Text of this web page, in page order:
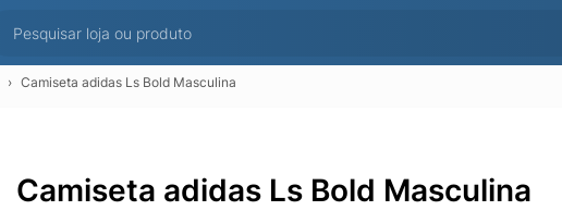
Camiseta adidas Ls Bold Masculina
Camiseta adidas Ls Bold Masculina